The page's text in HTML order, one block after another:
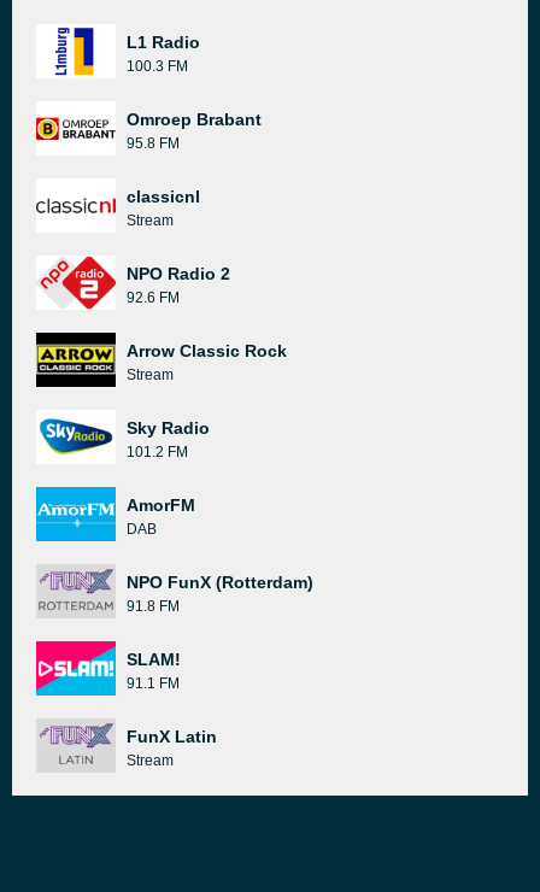
L1 Radio
100.3 FM
Omroep Brabant
95.8 FM
classicnl
Stream
NPO Radio 2
92.6 FM
Arrow Classic Rock
Stream
Sky Radio
101.2 FM
AmorFM
DAB
NPO FunX (Rotterdam)
91.8 FM
SLAM!
91.1 FM
FunX Latin
Stream